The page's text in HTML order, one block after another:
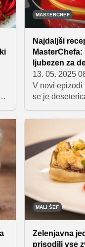
MASTERCHEF
Najdaljši
ljubezen za
13. 05. 2025
V novi epizodi
se je
kompleksnih
poimenovane
ljubezen.
tekmovalcem
globokim
ljubezni, je
nežna, nato
globino in
MALI ŠEF
Zelenjavna
prisodili vse